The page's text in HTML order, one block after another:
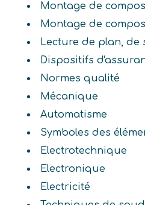
Montage de
Montage de
Lecture de plan, de
Dispositifs
Normes qualité
Mécanique
Automatisme
Symboles des
Electrotechnique
Electronique
Electricité